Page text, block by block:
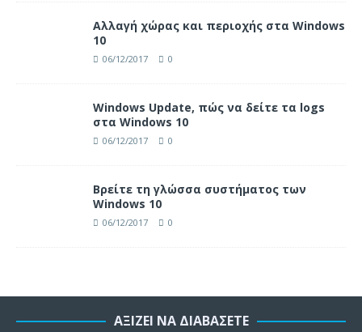
Αλλαγή χώρας και περιοχής στα Windows
10
06/12/2017 0
Windows Update, πώς να δείτε τα logs
στα Windows 10
06/12/2017 0
Βρείτε τη γλώσσα συστήματος των
Windows 10
06/12/2017 0
ΑΞΊΖΕΙ ΝΑ ΔΙΑΒΆΣΕΤΕ